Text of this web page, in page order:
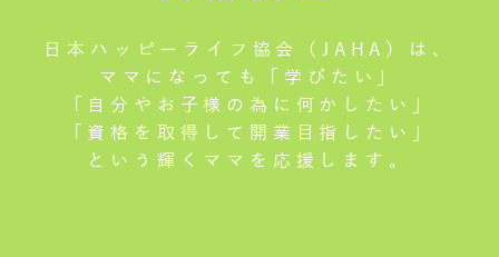
日本ハッピーライフ協会（JAHA）は、
ママになっても「学びたい」
「自分やお子様の為に何かしたい」
「資格を取得して開業目指したい」
という輝くママを応援します。